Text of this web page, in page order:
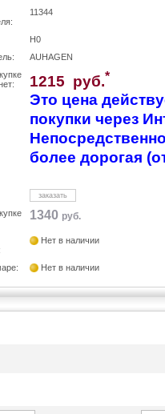
11344
H0
AUHAGEN
1215 руб.*
Это цена
покупки через
более дорогая
заказать
1340 руб.
Нет в наличии
Нет в наличии